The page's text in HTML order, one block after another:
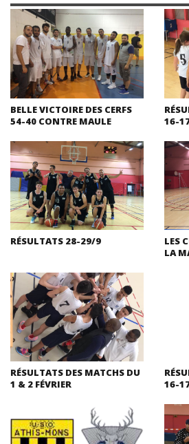
BELLE VICTOIRE DES CERFS
54-40 CONTRE MAULE
16-
RÉSULTATS 28-29/9
LES
LA
RÉSULTATS DES MATCHS DU
1 & 2 FÉVRIER
16-